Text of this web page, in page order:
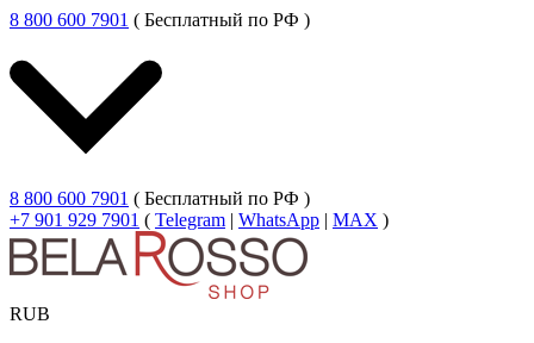
8 800 600 7901 ( Бесплатный по РФ )
8 800 600 7901 ( Бесплатный по РФ )
+7 901 929 7901 ( Telegram | WhatsApp | MAX )
RUB